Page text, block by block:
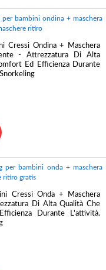
per bambini ondina + maschera
ritiro
Cressi Ondina + Maschera
- Attrezzatura Di Alta
Ed Efficienza Durante
per bambini onda + maschera
ritiro gratis
Cressi Onda + Maschera
Di Alta Qualità Che
Durante L'attività.